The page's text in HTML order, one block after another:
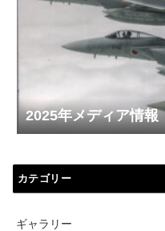
2025年メディア情報
カテゴリー
ギャラリー